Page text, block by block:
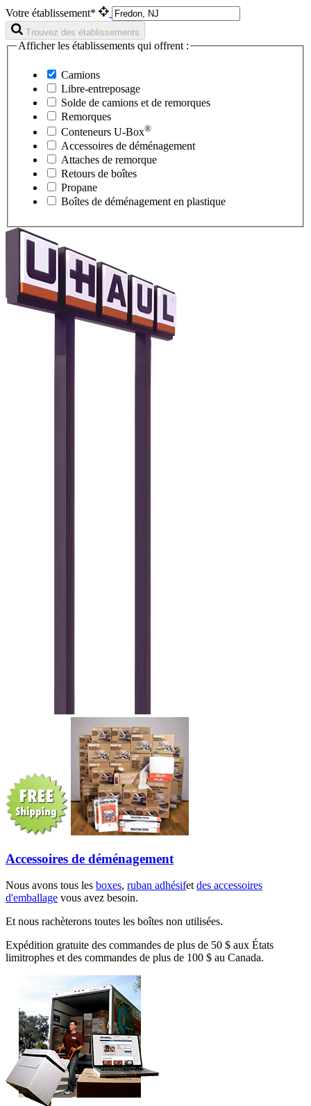
Votre établissement*
Trouvez des établissements
Afficher les établissements qui offrent :
Camions
Libre-entreposage
Solde de camions et de remorques
Remorques
Conteneurs U-Box®
Accessoires de déménagement
Attaches de remorque
Retours de boîtes
Propane
Boîtes de déménagement en plastique
Accessoires de déménagement
Nous avons tous les boxes, ruban adhésifetdes accessoires
d'emballage vous avez besoin.
Et nous rachèterons toutes les boîtes non utilisées.
Expédition gratuite des commandes de plus de 50 $ aux États
limitrophes et des commandes de plus de 100 $ au Canada.